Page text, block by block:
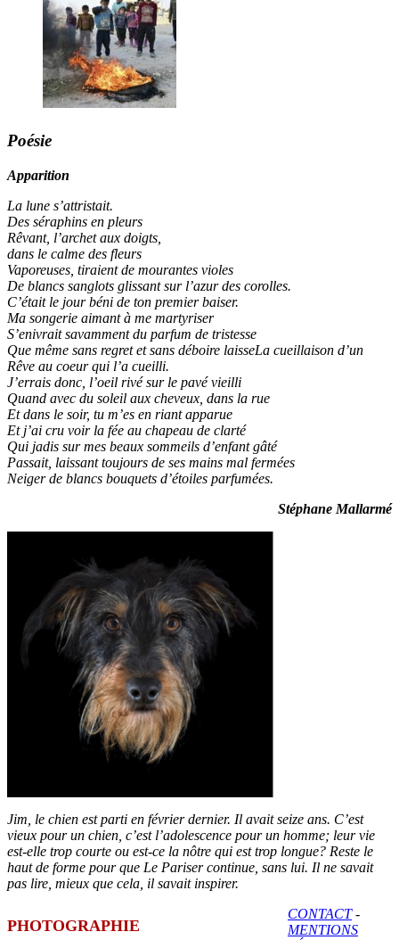
Poésie
Apparition
La lune s’attristait.
Des séraphins en pleurs
Rêvant, l’archet aux doigts,
dans le calme des fleurs
Vaporeuses, tiraient de mourantes violes
De blancs sanglots glissant sur l’azur des corolles.
C’était le jour béni de ton premier baiser.
Ma songerie aimant à me martyriser
S’enivrait savamment du parfum de tristesse
Que même sans regret et sans déboire laisseLa cueillaison d’un
Rêve au coeur qui l’a cueilli.
J’errais donc, l’oeil rivé sur le pavé vieilli
Quand avec du soleil aux cheveux, dans la rue
Et dans le soir, tu m’es en riant apparue
Et j’ai cru voir la fée au chapeau de clarté
Qui jadis sur mes beaux sommeils d’enfant gâté
Passait, laissant toujours de ses mains mal fermées
Neiger de blancs bouquets d’étoiles parfumées.
Stéphane Mallarmé
Jim, le chien est parti en février dernier. Il avait seize ans. C’est
vieux pour un chien, c’est l’adolescence pour un homme; leur vie
est-elle trop courte ou est-ce la nôtre qui est trop longue? Reste le
haut de forme pour que Le Pariser continue, sans lui. Il ne savait
pas lire, mieux que cela, il savait inspirer.
PHOTOGRAPHIE
CONTACT-
MENTIONS